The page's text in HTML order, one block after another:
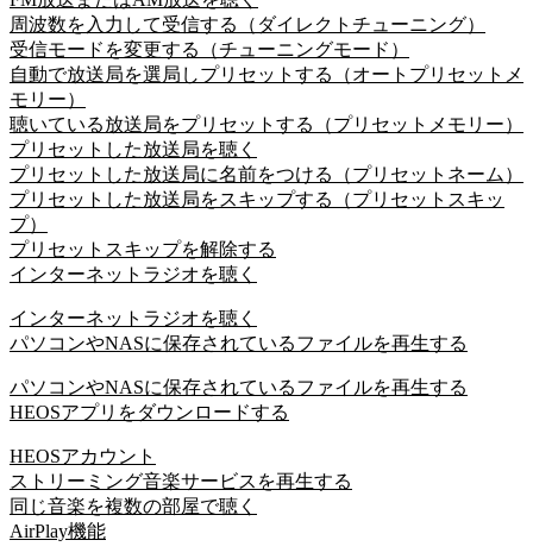
周波数を入力して受信する（ダイレクトチューニング）
受信モードを変更する（チューニングモード）
自動で放送局を選局しプリセットする（オートプリセットメ
モリー）
聴いている放送局をプリセットする（プリセットメモリー）
プリセットした放送局を聴く
プリセットした放送局に名前をつける（プリセットネーム）
プリセットした放送局をスキップする（プリセットスキッ
プ）
プリセットスキップを解除する
インターネットラジオを聴く
インターネットラジオを聴く
パソコンやNASに保存されているファイルを再生する
パソコンやNASに保存されているファイルを再生する
HEOSアプリをダウンロードする
HEOSアカウント
ストリーミング音楽サービスを再生する
同じ音楽を複数の部屋で聴く
AirPlay機能